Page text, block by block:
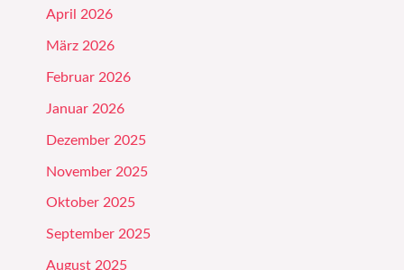
April 2026
März 2026
Februar 2026
Januar 2026
Dezember 2025
November 2025
Oktober 2025
September 2025
August 2025